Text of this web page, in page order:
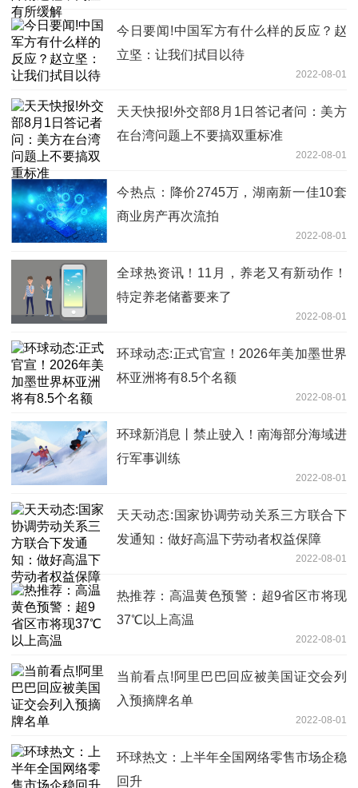
今日要闻!中国军方有什么样的反应？赵
立坚：让我们拭目以待
2022-08-01
天天快报!外交部8月1日答记者问：美方
在台湾问题上不要搞双重标准
2022-08-01
今热点：降价2745万，湖南新一佳10套
商业房产再次流拍
2022-08-01
全球热资讯！11月，养老又有新动作！
特定养老储蓄要来了
2022-08-01
环球动态:正式官宣！2026年美加墨世界
杯亚洲将有8.5个名额
2022-08-01
环球新消息丨禁止驶入！南海部分海域进
行军事训练
2022-08-01
天天动态:国家协调劳动关系三方联合下
发通知：做好高温下劳动者权益保障
2022-08-01
热推荐：高温黄色预警：超9省区市将现
37℃以上高温
2022-08-01
当前看点!阿里巴巴回应被美国证交会列
入预摘牌名单
2022-08-01
环球热文：上半年全国网络零售市场企稳
回升